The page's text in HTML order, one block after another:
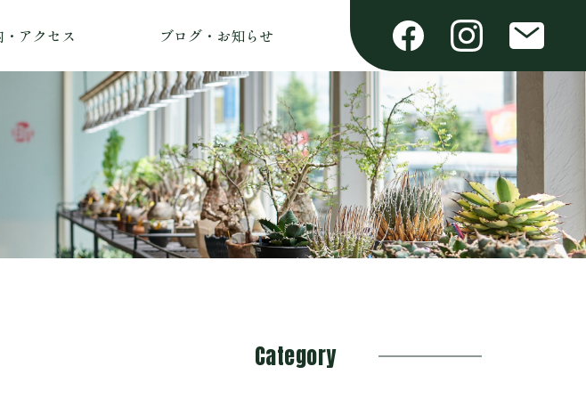
アクセス ブログ・お知らせ
Category